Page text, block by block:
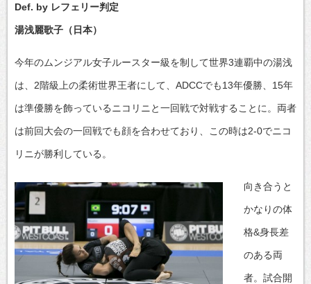
Def. by レフェリー判定
湯浅麗歌子（日本）
今年のムンジアル女子ルースター級を制して世界3連覇中の湯浅
は、2階級上の柔術世界王者にして、ADCCでも13年優勝、15年
は準優勝を飾っているニコリニと一回戦で対戦することに。両者
は前回大会の一回戦でも顔を合わせており、この時は2-0でニコ
リニが勝利している。
向き合うと
かなりの体
格&身長差
のある両
者。試合開